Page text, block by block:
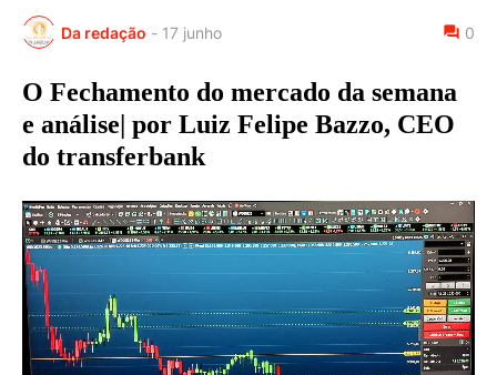
Da redação - 17 junho 0
O Fechamento do mercado da semana
e análise| por Luiz Felipe Bazzo, CEO
do transferbank